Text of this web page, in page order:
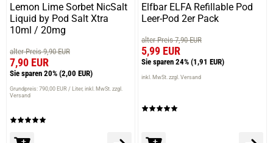
Lemon Lime Sorbet NicSalt
Liquid by Pod Salt Xtra
10ml / 20mg
alter Preis 9,90 EUR
7,90 EUR
Sie sparen 20% (2,00 EUR)
Grundpreis: 790,00 EUR / Liter inkl. MwSt. zzgl.
Versand
Elfbar ELFA Refillable Pod
Leer-Pod 2er Pack
alter Preis 7,90 EUR
5,99 EUR
Sie sparen 24% (1,91 EUR)
inkl. MwSt. zzgl. Versand